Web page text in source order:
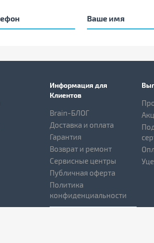
Информация для
Клиентов
Brain-БЛОГ
Доставка и оплата
Гарантия
Возврат и ремонт
Сервисные центры
Публичная оферта
Политика
конфиденциальности